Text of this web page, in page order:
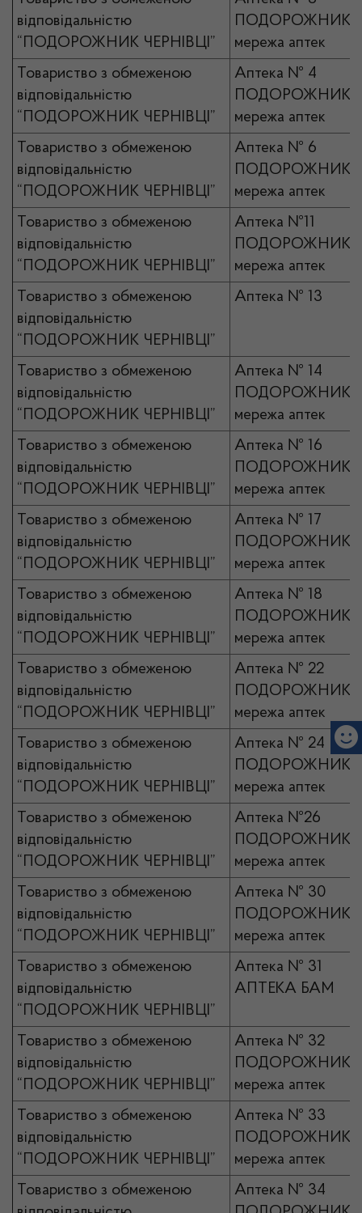
відповідальністю
“ПОДОРОЖНИК ЧЕРНІВЦІ”
ПОДОРОЖНИК
мережа аптек
Товариство з обмеженою
відповідальністю
“ПОДОРОЖНИК ЧЕРНІВЦІ”
Аптека № 4
ПОДОРОЖНИК
мережа аптек
Товариство з обмеженою
відповідальністю
“ПОДОРОЖНИК ЧЕРНІВЦІ”
Аптека № 6
ПОДОРОЖНИК
мережа аптек
Товариство з обмеженою
відповідальністю
“ПОДОРОЖНИК ЧЕРНІВЦІ”
Аптека №11
ПОДОРОЖНИК
мережа аптек
Товариство з обмеженою
відповідальністю
“ПОДОРОЖНИК ЧЕРНІВЦІ”
Аптека № 13
Товариство з обмеженою
відповідальністю
“ПОДОРОЖНИК ЧЕРНІВЦІ”
Аптека № 14
ПОДОРОЖНИК
мережа аптек
Товариство з обмеженою
відповідальністю
“ПОДОРОЖНИК ЧЕРНІВЦІ”
Аптека № 16
ПОДОРОЖНИК
мережа аптек
Товариство з обмеженою
відповідальністю
“ПОДОРОЖНИК ЧЕРНІВЦІ”
Аптека № 17
ПОДОРОЖНИК
мережа аптек
Товариство з обмеженою
відповідальністю
“ПОДОРОЖНИК ЧЕРНІВЦІ”
Аптека № 18
ПОДОРОЖНИК
мережа аптек
Товариство з обмеженою
відповідальністю
“ПОДОРОЖНИК ЧЕРНІВЦІ”
Аптека № 22
ПОДОРОЖНИК
мережа аптек
Товариство з обмеженою
відповідальністю
“ПОДОРОЖНИК ЧЕРНІВЦІ”
Аптека № 24
ПОДОРОЖНИК
мережа аптек
Товариство з обмеженою
відповідальністю
“ПОДОРОЖНИК ЧЕРНІВЦІ”
Аптека №26
ПОДОРОЖНИК
мережа аптек
Товариство з обмеженою
відповідальністю
“ПОДОРОЖНИК ЧЕРНІВЦІ”
Аптека № 30
ПОДОРОЖНИК
мережа аптек
Товариство з обмеженою
відповідальністю
“ПОДОРОЖНИК ЧЕРНІВЦІ”
Аптека № 31
АПТЕКА БАМ
Товариство з обмеженою
відповідальністю
“ПОДОРОЖНИК ЧЕРНІВЦІ”
Аптека № 32
ПОДОРОЖНИК
мережа аптек
Товариство з обмеженою
відповідальністю
“ПОДОРОЖНИК ЧЕРНІВЦІ”
Аптека № 33
ПОДОРОЖНИК
мережа аптек
Товариство з обмеженою
Аптека № 34